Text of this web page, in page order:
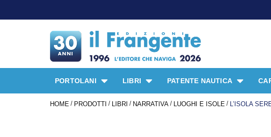
PORTOLANI LIBRI PATENTE NAUTICA
HOME / PRODOTTI / LIBRI / NARRATIVA / LUOGHI E ISOLE / L’ISOLA